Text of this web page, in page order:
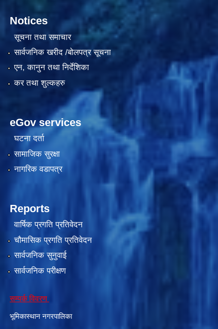
Notices
सूचना तथा समाचार
सार्वजनिक खरीद /बोलपत्र सूचना
एन, कानुन तथा निर्देशिका
कर तथा शुल्कहरु
eGov services
घटना दर्ता
सामाजिक सुरक्षा
नागरिक वडापत्र
Reports
वार्षिक प्रगति प्रतिवेदन
चौमासिक प्रगति प्रतिवेदन
सार्वजनिक सुनुवाई
सार्वजनिक परीक्षण
सम्पर्क विवरण
भूमिकास्थान नगरपालिका